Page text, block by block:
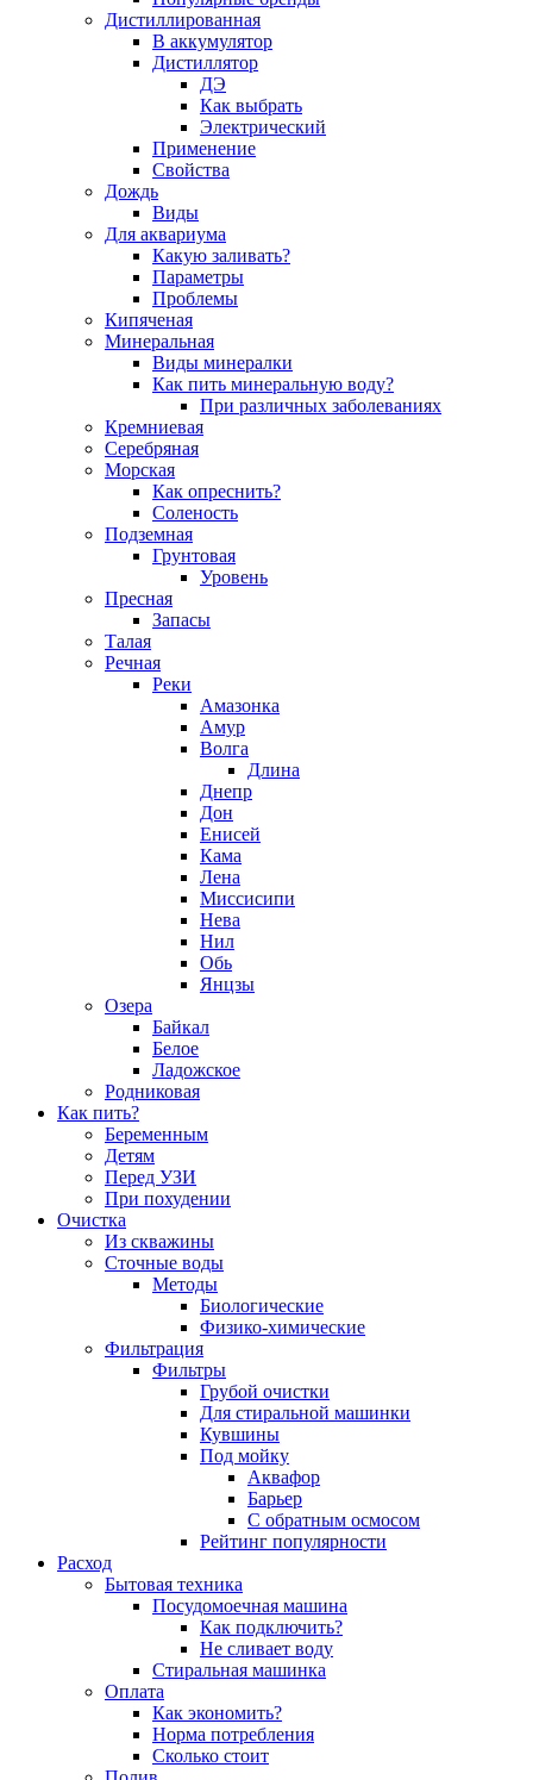
Дистиллированная
В аккумулятор
Дистиллятор
ДЭ
Как выбрать
Электрический
Применение
Свойства
Дождь
Виды
Для аквариума
Какую заливать?
Параметры
Проблемы
Кипяченая
Минеральная
Виды минералки
Как пить минеральную воду?
При различных заболеваниях
Кремниевая
Серебряная
Морская
Как опреснить?
Соленость
Подземная
Грунтовая
Уровень
Пресная
Запасы
Талая
Речная
Реки
Амазонка
Амур
Волга
Длина
Днепр
Дон
Енисей
Кама
Лена
Миссисипи
Нева
Нил
Обь
Янцзы
Озера
Байкал
Белое
Ладожское
Родниковая
Как пить?
Беременным
Детям
Перед УЗИ
При похудении
Очистка
Из скважины
Сточные воды
Методы
Биологические
Физико-химические
Фильтрация
Фильтры
Грубой очистки
Для стиральной машинки
Кувшины
Под мойку
Аквафор
Барьер
С обратным осмосом
Рейтинг популярности
Расход
Бытовая техника
Посудомоечная машина
Как подключить?
Не сливает воду
Стиральная машинка
Оплата
Как экономить?
Норма потребления
Сколько стоит